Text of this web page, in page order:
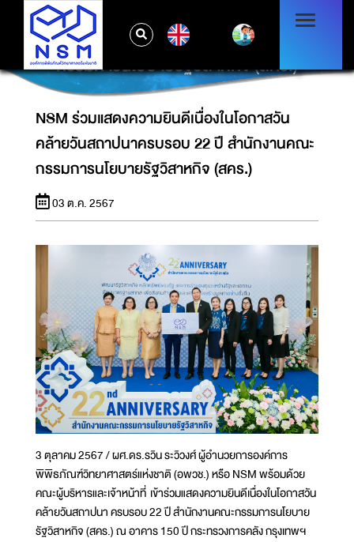
NSM ร่วมแสดงความยินดีเนื่องในโอกาสวันคล้าย
วันสถาปนาครบรอบ 22 ปี สำนักงานคณะ
กรรมการนโยบายรัฐวิสาหกิจ (สคร.)
NSM ร่วมแสดงความยินดีเนื่องในโอกาสวัน
คล้ายวันสถาปนาครบรอบ 22 ปี สำนักงานคณะ
กรรมการนโยบายรัฐวิสาหกิจ (สคร.)
03 ต.ค. 2567
3 ตุลาคม 2567 / ผศ.ดร.รวิน ระวิวงศ์ ผู้อำนวยการองค์การ
พิพิธภัณฑ์วิทยาศาสตร์แห่งชาติ (อพวช.) หรือ NSM พร้อมด้วย
คณะผู้บริหารและเจ้าหน้าที่ เข้าร่วมแสดงความยินดีเนื่องในโอกาสวัน
คล้ายวันสถาปนา ครบรอบ 22 ปี สำนักงานคณะกรรมการนโยบาย
รัฐวิสาหกิจ (สคร.) ณ อาคาร 150 ปี กระทรวงการคลัง กรุงเทพฯ